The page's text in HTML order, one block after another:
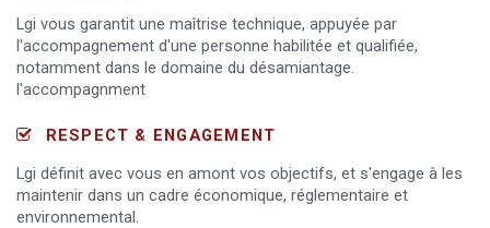
Lgi vous garantit une maîtrise technique, appuyée par
l'accompagnement d'une personne habilitée et qualifiée,
notamment dans le domaine du désamiantage.
l'accompagnment
RESPECT & ENGAGEMENT
Lgi définit avec vous en amont vos objectifs, et s'engage à les
maintenir dans un cadre économique, réglementaire et
environnemental.